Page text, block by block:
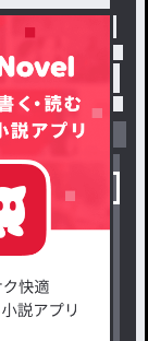
日日記7！
探す
ス
異世界・SF